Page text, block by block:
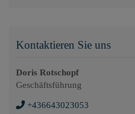
Kontaktieren Sie uns
Doris Rotschopf
Geschäftsführung
+436643023053